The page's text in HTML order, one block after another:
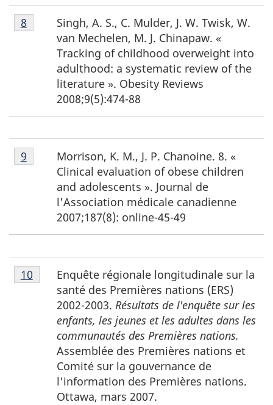
Notes
de
Singh, A. S., C. Mulder, J. W. Twisk, W.
van Mechelen, M. J. Chinapaw. «
Tracking of childhood overweight into
adulthood: a systematic review of the
literature ». Obesity Reviews
2008;9(5):474-88
Retour à la référence de la note de bas de page
8
Notes
de
Morrison, K. M., J. P. Chanoine. 8. «
Clinical evaluation of obese children
and adolescents ». Journal de
l'Association médicale canadienne
2007;187(8): online-45-49
Retour à la référence de la note de bas de page
9
Notes
de
Enquête régionale longitudinale sur la
santé des Premières nations (ERS)
2002-2003. Résultats de l'enquête sur les
enfants, les jeunes et les adultes dans les
communautés des Premières nations.
Assemblée des Premières nations et
Comité sur la gouvernance de
l'information des Premières nations.
Ottawa, mars 2007.
Retour à la référence de la note de bas de page
10